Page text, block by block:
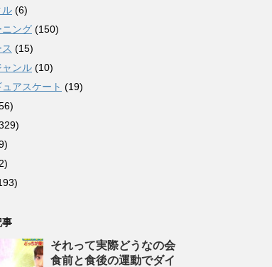
ル (6)
ニング (150)
(15)
ャンル (10)
アスケート (19)
事
それって実際どうなの会
食前と食後の運動でダイ